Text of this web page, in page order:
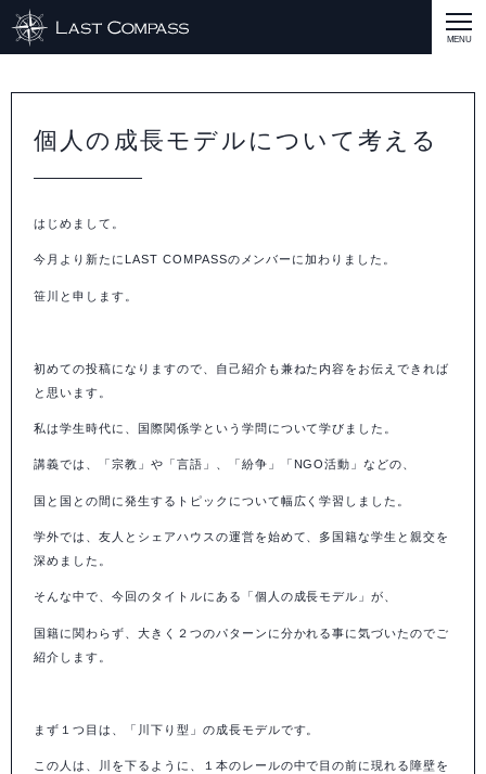
CASE
SERVICE MENU
SERVICE MENU
商品戦略
人材開発
評価制度
集客改善
コスト削減
買取再販
集客改善
営業戦略
STAFF BLOG
INQUERY
COMPASS PORT
個人の成長モデルについて考える
はじめまして。
今月より新たにLAST COMPASSのメンバーに加わりました。
笹川と申します。
初めての投稿になりますので、自己紹介も兼ねた内容をお伝えできれば
と思います。
私は学生時代に、国際関係学という学問について学びました。
講義では、「宗教」や「言語」、「紛争」「 NGO活動」などの、
国と国との間に発生するトピックについて幅広く学習しました。
学外では、友人とシェアハウスの運営を始めて、多国籍な学生と親交を
深めました。
そんな中で、今回のタイトルにある「個人の成長モデル」が、
国籍に関わらず、大きく２つのパターンに分かれる事に気づいたのでご
紹介します。
まず１つ目は、「川下り型」の成長モデルです。
この人は、川を下るように、１本のレールの中で目の前に現れる障壁を